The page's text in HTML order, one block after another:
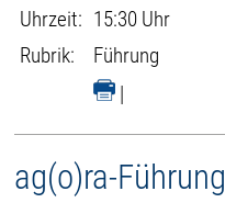
Uhrzeit: 15:30 Uhr
Rubrik:
Führung
|
ag(o)ra-Führung